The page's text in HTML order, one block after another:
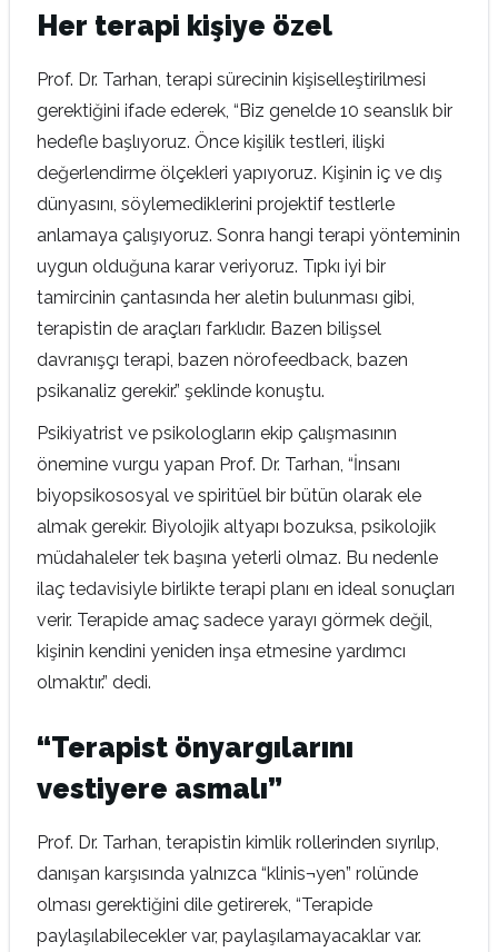
Her terapi kişiye özel
Prof. Dr. Tarhan, terapi sürecinin kişiselleştirilmesi
gerektiğini ifade ederek, “Biz genelde 10 seanslık bir
hedefle başlıyoruz. Önce kişilik testleri, ilişki
değerlendirme ölçekleri yapıyoruz. Kişinin iç ve dış
dünyasını, söylemediklerini projektif testlerle
anlamaya çalışıyoruz. Sonra hangi terapi yönteminin
uygun olduğuna karar veriyoruz. Tıpkı iyi bir
tamircinin çantasında her aletin bulunması gibi,
terapistin de araçları farklıdır. Bazen bilişsel
davranışçı terapi, bazen nörofeedback, bazen
psikanaliz gerekir.” şeklinde konuştu.
Psikiyatrist ve psikologların ekip çalışmasının
önemine vurgu yapan Prof. Dr. Tarhan, “İnsanı
biyopsikososyal ve spiritüel bir bütün olarak ele
almak gerekir. Biyolojik altyapı bozuksa, psikolojik
müdahaleler tek başına yeterli olmaz. Bu nedenle
ilaç tedavisiyle birlikte terapi planı en ideal sonuçları
verir. Terapide amaç sadece yarayı görmek değil,
kişinin kendini yeniden inşa etmesine yardımcı
olmaktır.” dedi.
“Terapist önyargılarını
vestiyere asmalı”
Prof. Dr. Tarhan, terapistin kimlik rollerinden sıyrılıp,
danışan karşısında yalnızca “klinis¬yen” rolünde
olması gerektiğini dile getirerek, “Terapide
paylaşılabilecekler var, paylaşılamayacaklar var.